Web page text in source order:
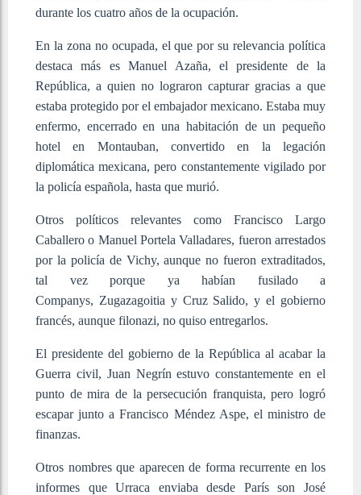
durante los cuatro años de la ocupación.
En la zona no ocupada, el que por su relevancia política
destaca más es Manuel Azaña, el presidente de la
República, a quien no lograron capturar gracias a que
estaba protegido por el embajador mexicano. Estaba muy
enfermo, encerrado en una habitación de un pequeño
hotel en Montauban, convertido en la legación
diplomática mexicana, pero constantemente vigilado por
la policía española, hasta que murió.
Otros políticos relevantes como Francisco Largo
Caballero o Manuel Portela Valladares, fueron arrestados
por la policía de Vichy, aunque no fueron extraditados,
tal vez porque ya habían fusilado a
Companys, Zugazagoitia y Cruz Salido, y el gobierno
francés, aunque filonazi, no quiso entregarlos.
El presidente del gobierno de la República al acabar la
Guerra civil, Juan Negrín estuvo constantemente en el
punto de mira de la persecución franquista, pero logró
escapar junto a Francisco Méndez Aspe, el ministro de
finanzas.
Otros nombres que aparecen de forma recurrente en los
informes que Urraca enviaba desde París son José